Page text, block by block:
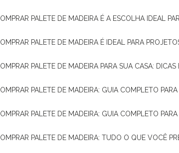
COMPRAR PALETE DE MADEIRA É A ESCOLHA IDEAL
COMPRAR PALETE DE MADEIRA É IDEAL PARA
COMPRAR PALETE DE MADEIRA PARA SUA CASA:
COMPRAR PALETE DE MADEIRA: GUIA COMPLETO
COMPRAR PALETE DE MADEIRA: GUIA COMPLETO
COMPRAR PALETE DE MADEIRA: TUDO O QUE VOCÊ